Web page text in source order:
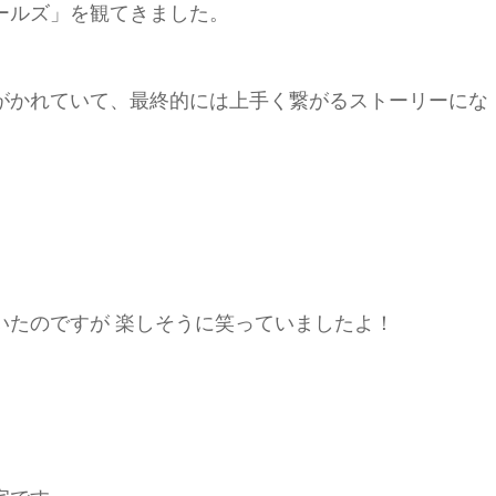
ルズ」を観てきました。
れていて、最終的には上手く繋がるストーリーにな
のですが 楽しそうに笑っていましたよ！